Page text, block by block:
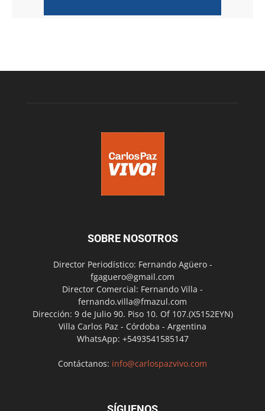
SOBRE NOSOTROS
Director Periodístico: Fernando Agüero -
fgaguero@gmail.com
Director Comercial: Fernando Villa -
fernando.villa@fmazul.com
Dirección: 9 de Julio 90. Piso 10. Of 107.(X5152EYN)
Villa Carlos Paz - Córdoba - Argentina
WhatsApp: +5493541585147
Contáctanos: info@carlospazvivo.com